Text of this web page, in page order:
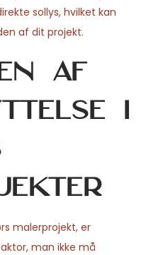
sollys, hvilket kan
af dit projekt.
af
i
malerprojekt, er
man ikke må